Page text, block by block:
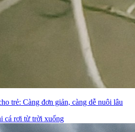
trẻ: Càng đơn giản, càng dễ nuôi lâu
cá rơi từ trời xuống